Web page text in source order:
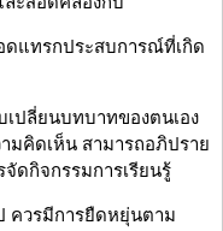
ดแทรกประสบการณ์ที่เกิด
เปลี่ยนบทบาทของตนเอง
มคิดเห็น สามารถอภิปราย
ดกิจกรรมการเรียนรู้
ควรมีการยืดหยุ่นตาม